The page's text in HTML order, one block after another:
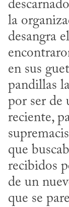
la
desangra
en sus
pandillas
por ser de
reciente,
que
recibidos
de un
que se